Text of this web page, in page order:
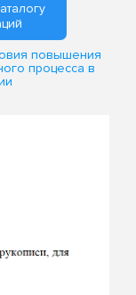
повышения
процесса в